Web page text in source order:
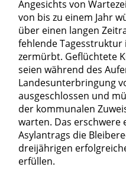
Angesichts von
von bis zu einem Jahr
über einen langen
fehlende
zermürbt. Geflüchtete
seien während des
Landesunterbringung
ausgeschlossen und
der kommunalen
warten. Das erschwere
Asylantrags die
dreijährigen
erfüllen.